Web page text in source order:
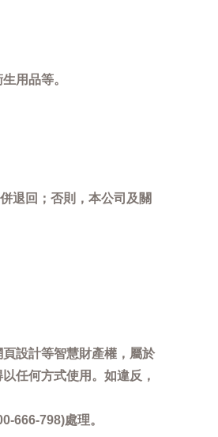
用品等。
退回；否則，本公司及關
設計等智慧財產權，屬於
任何方式使用。如違反，
666-798)處理。